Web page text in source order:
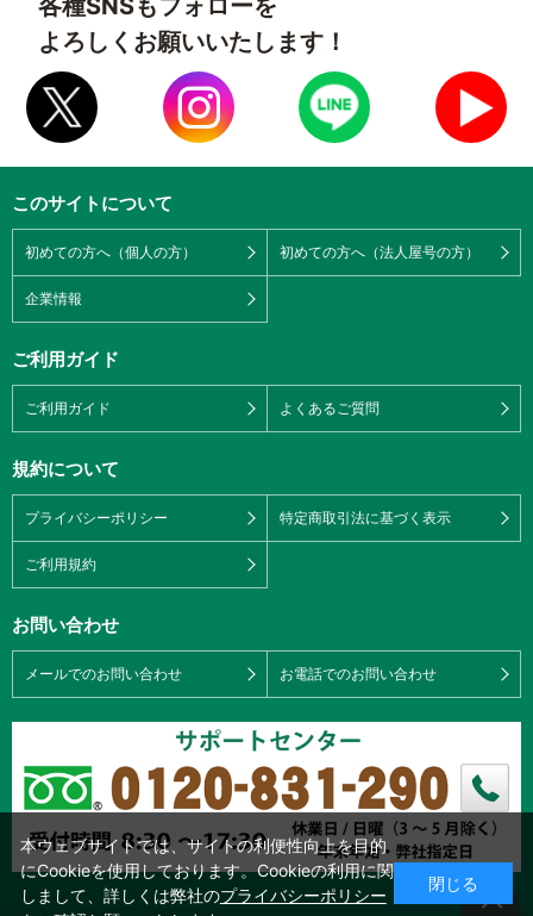
各種SNSもフォローを
よろしくお願いいたします！
このサイトについて
初めての方へ（個人の方） 初めての方へ（法人屋号の方）
企業情報
ご利用ガイド
ご利用ガイド よくあるご質問
規約について
プライバシーポリシー 特定商取引法に基づく表示
ご利用規約
お問い合わせ
メールでのお問い合わせ お電話でのお問い合わせ
本ウェブサイトでは、サイトの利便性向上を目的
にCookieを使用しております。Cookieの利用に関
しまして、詳しくは弊社のプライバシーポリシー
閉じる